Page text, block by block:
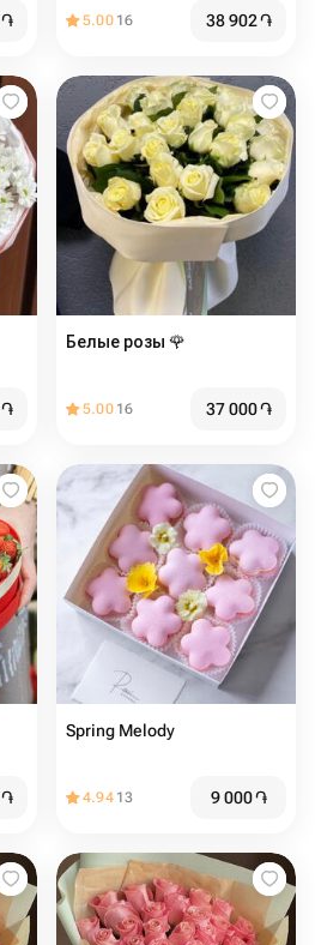
֏ 5.00 16 38 902֏
֏
Белые розы 🌹
5.00 16 37 000֏
֏
Spring Melody
4.94 13 9 000֏